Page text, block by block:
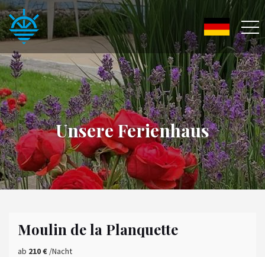
Unsere Ferienhaus
Moulin de la Planquette
ab 210 € /Nacht